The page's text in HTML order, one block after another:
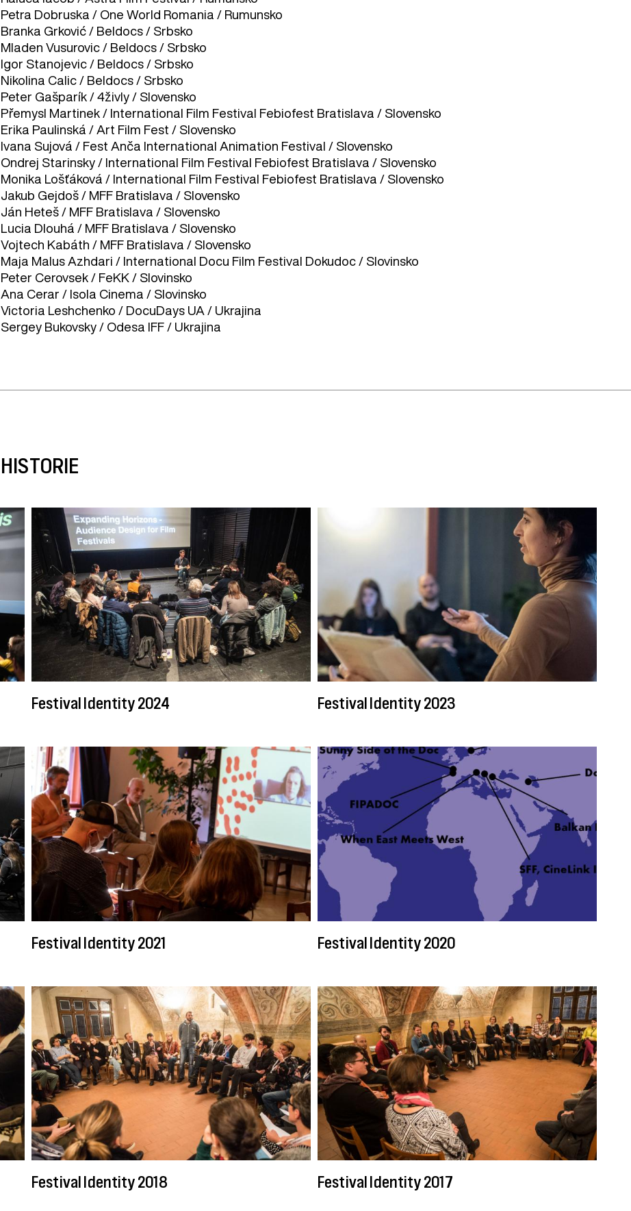
Petra Dobruska / One World Romania / Rumunsko
Branka Grković / Beldocs / Srbsko
Mladen Vusurovic / Beldocs / Srbsko
Igor Stanojevic / Beldocs / Srbsko
Nikolina Calic / Beldocs / Srbsko
Peter Gašparík / 4živly / Slovensko
Přemysl Martinek / International Film Festival Febiofest Bratislava / Slovensko
Erika Paulinská / Art Film Fest / Slovensko
Ivana Sujová / Fest Anča International Animation Festival / Slovensko
Ondrej Starinsky / International Film Festival Febiofest Bratislava / Slovensko
Monika Lošťáková / International Film Festival Febiofest Bratislava / Slovensko
Jakub Gejdoš / MFF Bratislava / Slovensko
Ján Heteš / MFF Bratislava / Slovensko
Lucia Dlouhá / MFF Bratislava / Slovensko
Vojtech Kabáth / MFF Bratislava / Slovensko
Maja Malus Azhdari / International Docu Film Festival Dokudoc / Slovinsko
Peter Cerovsek / FeKK / Slovinsko
Ana Cerar / Isola Cinema / Slovinsko
Victoria Leshchenko / DocuDays UA / Ukrajina
Sergey Bukovsky / Odesa IFF / Ukrajina
HISTORIE
Festival Identity 2024 Festival Identity 2023
Festival Identity 2021 Festival Identity 2020
Festival Identity 2018 Festival Identity 2017